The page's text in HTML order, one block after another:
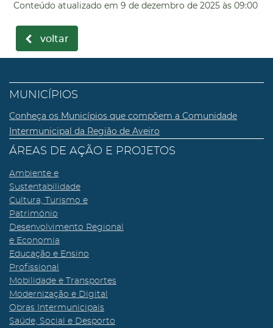
Conteúdo atualizado em 9 de dezembro de 2025 às 09:00
voltar
MUNICÍPIOS
Conheça os Municípios que compõem a Comunidade
Intermunicipal da Região de Aveiro
ÁREAS DE AÇÃO E PROJETOS
Ambiente e
Sustentabilidade
Cultura, Turismo e
Património
Desenvolvimento Regional
e Economia
Educação e Ensino
Profissional
Mobilidade e Transportes
Modernização e Digital
Obras Intermunicipais
Saúde, Social e Desporto